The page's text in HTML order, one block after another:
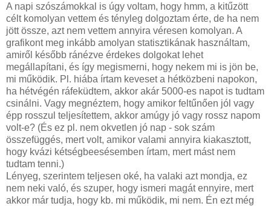
A napi szószámokkal is úgy voltam, hogy hmm, a kitűzött
célt komolyan vettem és tényleg dolgoztam érte, de ha nem
jött össze, azt nem vettem annyira véresen komolyan. A
grafikont meg inkább amolyan statisztikának használtam,
amiről később ránézve érdekes dolgokat lehet
megállapítani, és így megismerni, hogy nekem mi is jön be,
mi működik. Pl. hiába írtam keveset a hétközbeni napokon,
ha hétvégén ráfeküdtem, akkor akár 5000-es napot is tudtam
csinálni. Vagy megnéztem, hogy amikor feltűnően jól vagy
épp rosszul teljesítettem, akkor amúgy jó vagy rossz napom
volt-e? (És ez pl. nem okvetlen jó nap - sok szám
összefüggés, mert volt, amikor valami annyira kiakasztott,
hogy kvázi kétségbeesésemben írtam, mert mást nem
tudtam tenni.)
Lényeg, szerintem teljesen oké, ha valaki azt mondja, ez
nem neki való, és szuper, hogy ismeri magát ennyire, mert
akkor már tudja, hogy kb. mi működik, mi nem. Én ezt még